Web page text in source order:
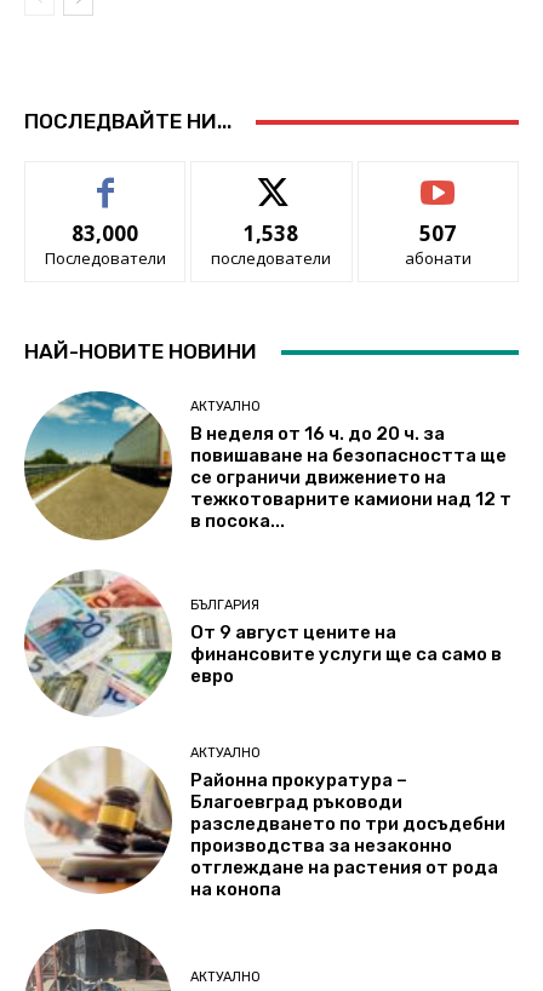
ПОСЛЕДВАЙТЕ НИ...
83,000
Последователи
1,538
последователи
507
абонати
НАЙ-НОВИТЕ НОВИНИ
АКТУАЛНО
В неделя от 16 ч. до 20 ч. за
повишаване на безопасността ще
се ограничи движението на
тежкотоварните камиони над 12 т
в посока...
БЪЛГАРИЯ
От 9 август цените на
финансовите услуги ще са само в
евро
АКТУАЛНО
Районна прокуратура –
Благоевград ръководи
разследването по три досъдебни
производства за незаконно
отглеждане на растения от рода
на конопа
АКТУАЛНО